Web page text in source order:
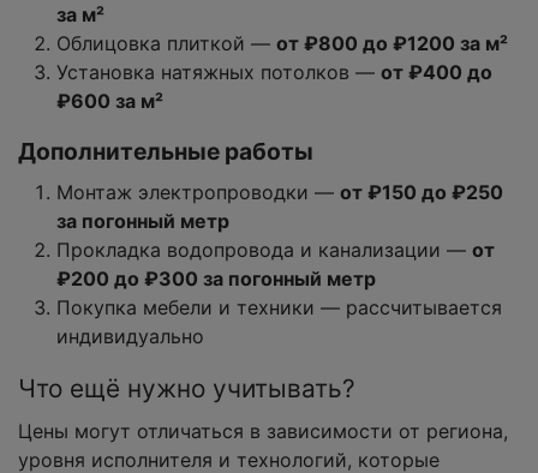
за м²
Облицовка плиткой — от ₽800 до ₽1200 за м²
Установка натяжных потолков — от ₽400 до
₽600 за м²
Дополнительные работы
Монтаж электропроводки — от ₽150 до ₽250
за погонный метр
Прокладка водопровода и канализации — от
₽200 до ₽300 за погонный метр
Покупка мебели и техники — рассчитывается
индивидуально
Что ещё нужно учитывать?
Цены могут отличаться в зависимости от региона,
уровня исполнителя и технологий, которые